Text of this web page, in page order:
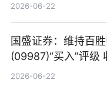
2026-06-22
国盛证券：维持百
(09987)“买入”评级
中国增厚利润加速成
2026-06-22